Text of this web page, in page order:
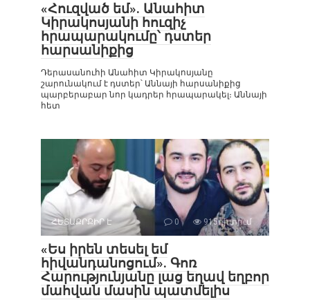
«Հուզված եմ». Անահիտ
Կիրակոսյանի հուզիչ
հրապարակումը՝ դստեր
հարսանիքից
Դերասանուհի Անահիտ Կիրակոսյանը
շարունակում է դստեր՝ Աննայի հարսանիքից
պարբերաբար նոր կադրեր հրապարակել։ Աննայի
հետ
ՀԵՏԱՔՐՔԻՐ Է 0 915դիտում
«Ես իրեն տեսել եմ
հիվանդանոցում». Գոռ
Հարությունյանը լաց եղավ եղբոր
մահվան մասին պատմելիս